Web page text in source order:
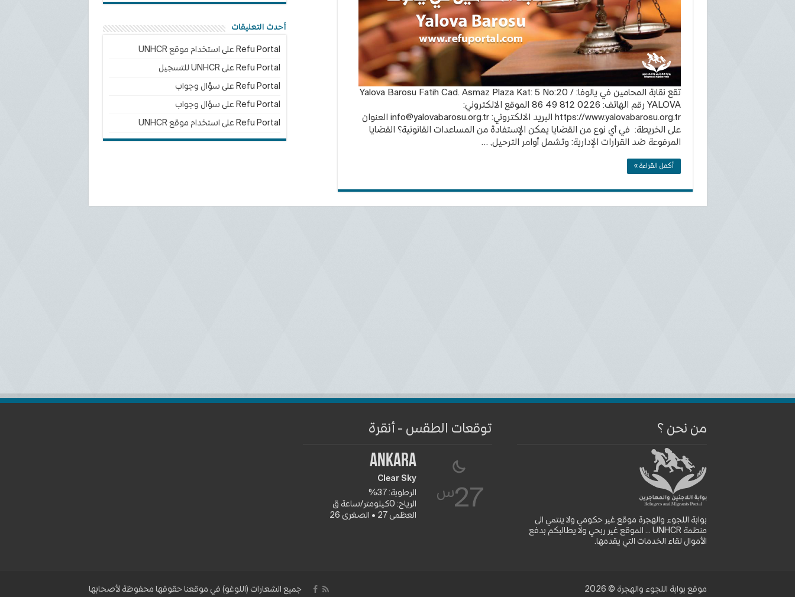
تقع نقابة المحامين في يالوفا: Yalova Barosu Fatih Cad. Asmaz Plaza Kat: 5 No:20 /
YALOVA رقم الهاتف: 0226 812 49 86 الموقع الالكتروني:
https://www.yalovabarosu.org.tr البريد الالكتروني:
info@yalovabarosu.org.tr العنوان
على الخريطة: في أي نوع من القضايا يمكن الإستفادة من المساعدات القانونية؟ القضايا
المرفوعة ضد القرارات الإدارية: وتشمل أوامر الترحيل, …
أكمل القراءة »
أحدث التعليقات
Refu Portal على استخدام موقع UNHCR
Refu Portal علىUNHCR للتسجيل
Refu Portal على سؤال وجواب
Refu Portal على سؤال وجواب
Refu Portal على استخدام موقع UNHCR
من نحن ؟
بوابة اللجوء والهجرة موقع غير حكومي ولا ينتمي الى
منظمة UNHCR ... الموقع غير ربحي ولا يطالبكم بدفع
الأموال لقاء الخدمات التي يقدمها.
توقعات الطقس - أنقرة
27س
Ankara
Clear Sky
الرطوبة: 37%
الرياح: 0كيلومتر/ساعة ق
العظمى 27 • الصغرى 26
جميع الشعارات (اللوغو) في موقعنا حقوقها محفوظة لأصحابها موقع بوابة اللجوء والهجرة © 2026